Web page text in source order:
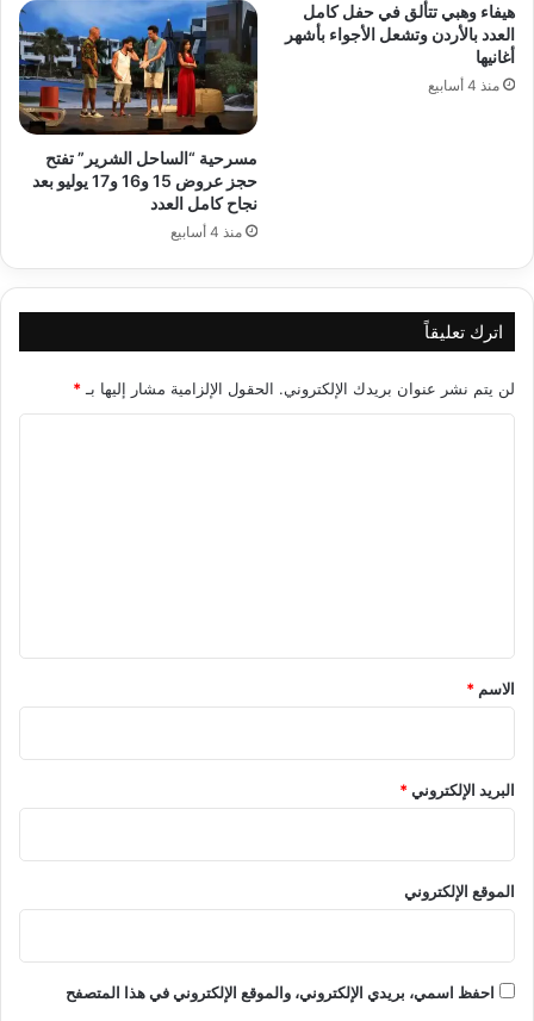
هيفاء وهبي تتألق في حفل كامل
العدد بالأردن وتشعل الأجواء بأشهر
أغانيها
منذ 4 أسابيع
مسرحية “الساحل الشرير” تفتح
حجز عروض 15 و16 و17 يوليو بعد
نجاح كامل العدد
منذ 4 أسابيع
اترك تعليقاً
لن يتم نشر عنوان بريدك الإلكتروني. الحقول الإلزامية مشار إليها بـ *
*
الاسم *
البريد الإلكتروني*
الموقع الإلكتروني
احفظ اسمي، بريدي الإلكتروني، والموقع الإلكتروني في هذا المتصفح